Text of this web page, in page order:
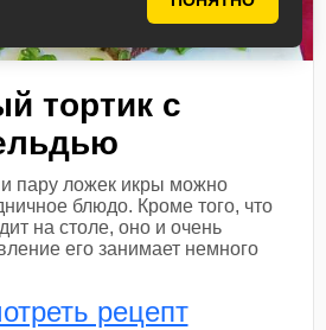
тортик с
пару ложек икры можно
блюдо. Кроме того, что
на столе, оно и очень
его занимает немного
рецепт